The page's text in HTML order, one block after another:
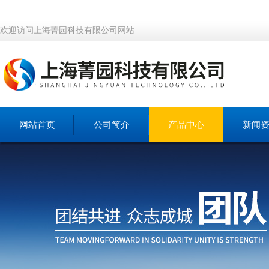
欢迎访问上海菁园科技有限公司网站
网站首页 公司简介 产品中心 新闻